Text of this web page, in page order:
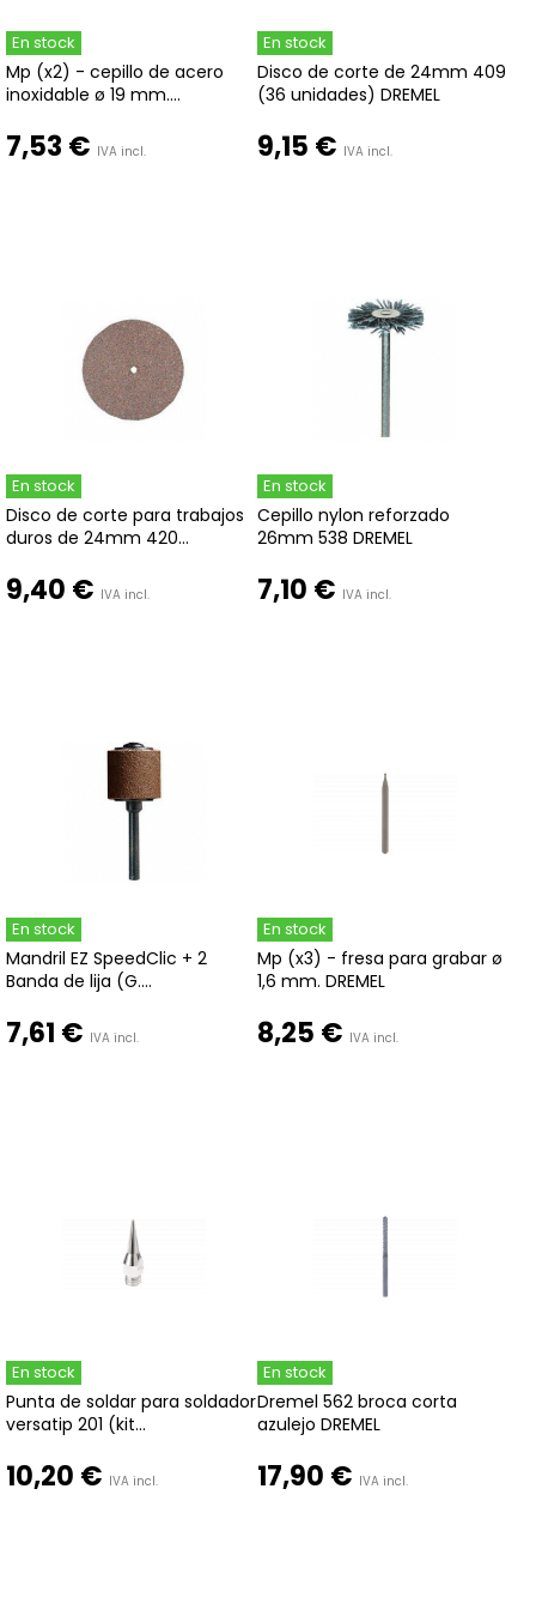
En stock
Mp (x2) - cepillo de acero
inoxidable ø 19 mm....
7,53 € IVA incl.
En stock
Disco de corte de 24mm 409
(36 unidades) DREMEL
9,15 € IVA incl.
En stock
Disco de corte para trabajos
duros de 24mm 420...
9,40 € IVA incl.
En stock
Cepillo nylon reforzado
26mm 538 DREMEL
7,10 € IVA incl.
En stock
Mandril EZ SpeedClic + 2
Banda de lija (G....
7,61 € IVA incl.
En stock
Mp (x3) - fresa para grabar ø
1,6 mm. DREMEL
8,25 € IVA incl.
En stock
Punta de soldar para soldador
versatip 201 (kit...
10,20 € IVA incl.
En stock
Dremel 562 broca corta
azulejo DREMEL
17,90 € IVA incl.